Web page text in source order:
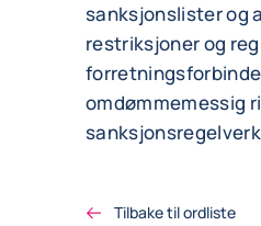
sanksjonslister og
restriksjoner og
omdømmemessig
Tilbake til ordliste